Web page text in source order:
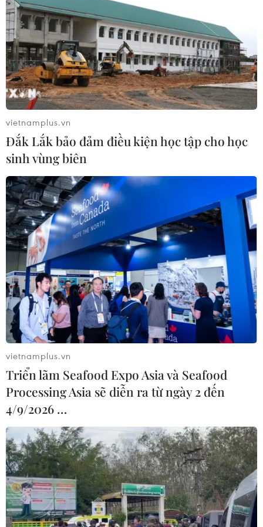
TIN CÙNG CHUYÊN MỤC
vietnamplus.vn
Đắk Lắk bảo đảm điều kiện học tập cho học
sinh vùng biên
vietnamplus.vn
Triển lãm Seafood Expo Asia và Seafood
Processing Asia sẽ diễn ra từ ngày 2 đến
4/9/2026 …